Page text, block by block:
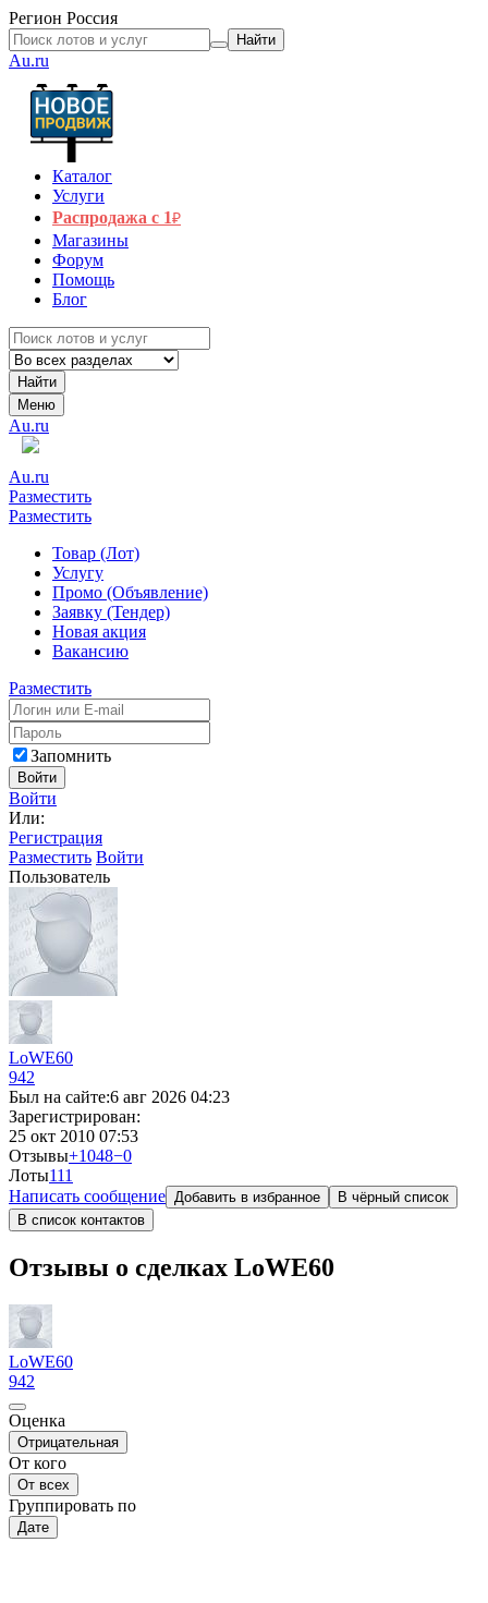
Регион Россия
Найти
Au.ru
Каталог
Услуги
Распродажа с 1₽
Магазины
Форум
Помощь
Блог
Найти
Меню
Au.ru
Au.ru
Разместить
Разместить
Товар (Лот)
Услугу
Промо (Объявление)
Заявку (Тендер)
Новая акция
Вакансию
Разместить
Запомнить
Войти
Войти
Или:
Регистрация
Разместить Войти
Пользователь
LoWE60
942
Был на сайте:6 авг 2026 04:23
Зарегистрирован:
25 окт 2010 07:53
Отзывы+1048−0
Лоты111
Написать сообщение Добавить в избранное
В чёрный список
В список контактов
Отзывы о сделках LoWE60
LoWE60
942
Оценка
Отрицательная
От кого
От всех
Группировать по
Дате